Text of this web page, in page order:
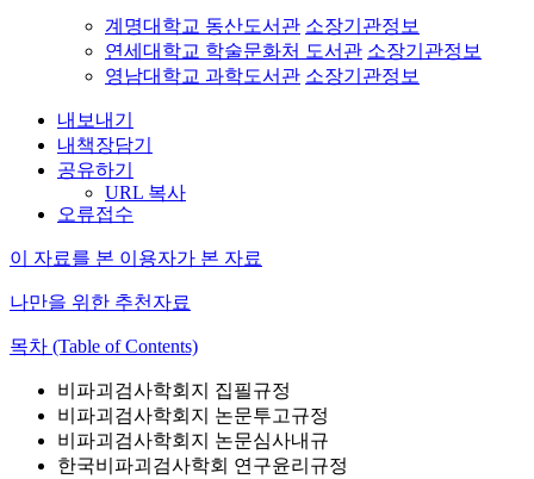
계명대학교 동산도서관 소장기관정보
연세대학교 학술문화처 도서관 소장기관정보
영남대학교 과학도서관 소장기관정보
내보내기
내책장담기
공유하기
URL 복사
오류접수
이 자료를 본 이용자가 본 자료
나만을 위한 추천자료
목차 (Table of Contents)
비파괴검사학회지 집필규정
비파괴검사학회지 논문투고규정
비파괴검사학회지 논문심사내규
한국비파괴검사학회 연구윤리규정